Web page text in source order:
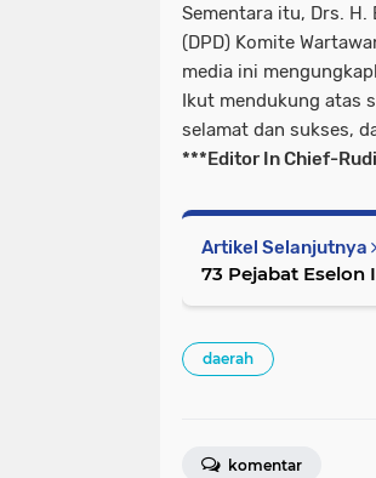
Sementara itu, Drs. H.
(DPD) Komite
media ini
Ikut mendukung atas
selamat dan sukses,
***Editor In Chief-
Artikel Selanjutnya
73 Pejabat
daerah
komentar